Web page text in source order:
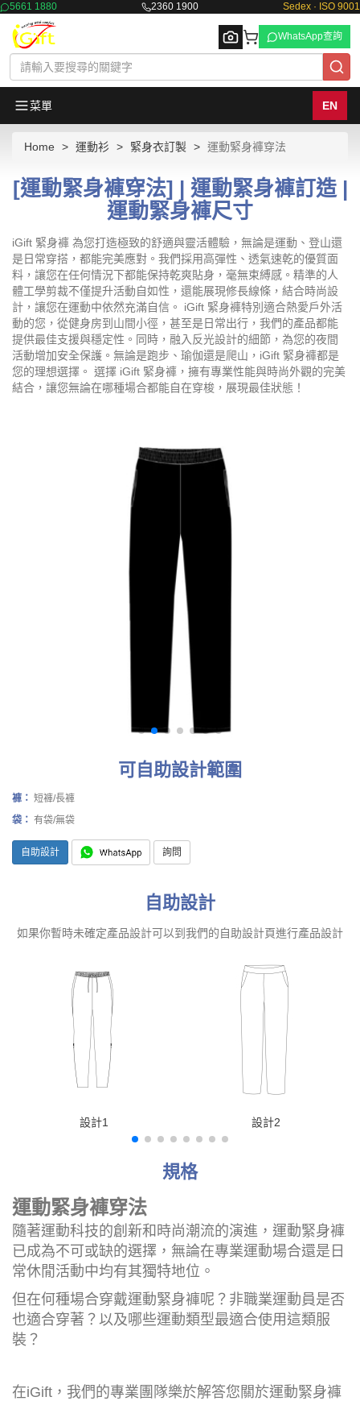
5661 1880 2360 1900 Sedex · ISO 9001
Browse
WhatsApp查詢
菜單 EN
Home 運動衫 緊身衣訂製 運動緊身褲穿法
[運動緊身褲穿法] | 運動緊身褲訂造 |
運動緊身褲尺寸
iGift 緊身褲 為您打造極致的舒適與靈活體驗，無論是運動、登山還
是日常穿搭，都能完美應對。我們採用高彈性、透氣速乾的優質面
料，讓您在任何情況下都能保持乾爽貼身，毫無束縛感。精準的人
體工學剪裁不僅提升活動自如性，還能展現修長線條，結合時尚設
計，讓您在運動中依然充滿自信。 iGift 緊身褲特別適合熱愛戶外活
動的您，從健身房到山間小徑，甚至是日常出行，我們的產品都能
提供最佳支援與穩定性。同時，融入反光設計的細節，為您的夜間
活動增加安全保護。無論是跑步、瑜伽還是爬山，iGift 緊身褲都是
您的理想選擇。 選擇 iGift 緊身褲，擁有專業性能與時尚外觀的完美
結合，讓您無論在哪種場合都能自在穿梭，展現最佳狀態！
可自助設計範圍
褲： 短褲/長褲
袋： 有袋/無袋
自助設計 詢問
自助設計
如果你暫時未確定產品設計可以到我們的自助設計頁進行產品設計
設計1 設計2
規格
運動緊身褲穿法
隨著運動科技的創新和時尚潮流的演進，運動緊身褲
已成為不可或缺的選擇，無論在專業運動場合還是日
常休閒活動中均有其獨特地位。
但在何種場合穿戴運動緊身褲呢？非職業運動員是否
也適合穿著？以及哪些運動類型最適合使用這類服
裝？
在iGift，我們的專業團隊樂於解答您關於運動緊身褲